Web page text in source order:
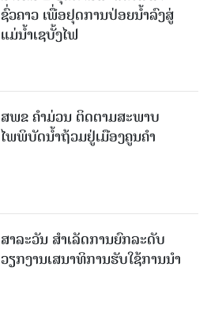
ຊົ່ວຄາວ ເພື່ອຢຸດການປ່ອຍນໍ້າລົງສູ່
ແມ່ນໍ້າເຊບັ້ງໄຟ
ສ​ພ​ຂ ຄໍາມ່ວນ ຕິດຕາມສະພາບ
ໄພພິບັດນໍ້າຖ້ວມຢູ່ເມືອງຄູນຄໍາ
ສາລະວັນ ສໍາເລັດການຍົກລະດັບ
ວຽກງານເສນາທິການຮັບໃຊ້ການນໍາ